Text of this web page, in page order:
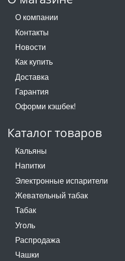
О компании
Контакты
Новости
Как купить
Доставка
Гарантия
Оформи кэшбек!
Каталог товаров
Кальяны
Напитки
Электронные испарители
Жевательный табак
Табак
Уголь
Распродажа
Чашки